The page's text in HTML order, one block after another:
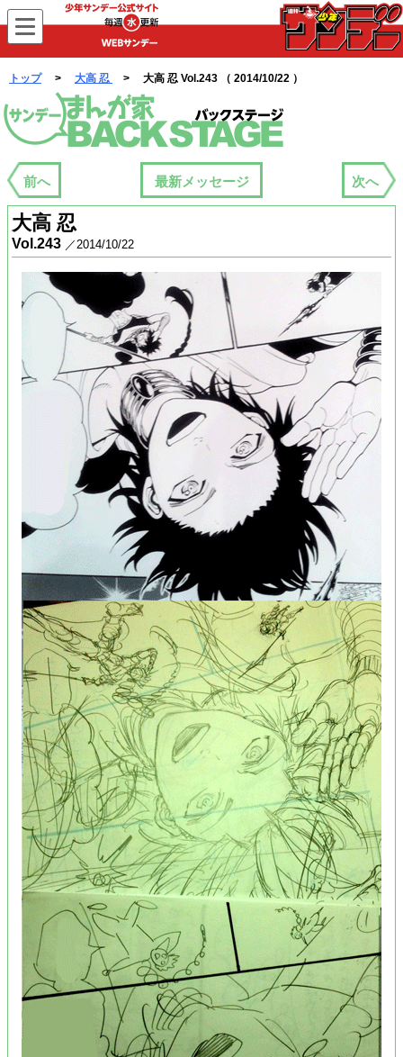
WEBサンデー
トップ> 大高 忍 > 大高 忍 Vol.243 （ 2014/10/22 ）
まんが家バックステージ
前へ 最新メッセージ 次へ
大高 忍
Vol.243 ／2014/10/22